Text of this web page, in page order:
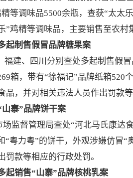
等调味品5500余瓶，查获“太太
”鸡精等调味品，主要销售至农村
制售假冒品牌糖果案
建、四川分别查处多起制售假冒
箱，带有“徐福记”品牌纸箱520
，并对相关违法人员作出罚款等
山寨”品牌饼干案
督管理局查处“河北马氏康达
“粤力粤”的饼干，外观涉嫌仿冒
款等相应的行政处罚。
起销售“山寨”品牌核桃乳案